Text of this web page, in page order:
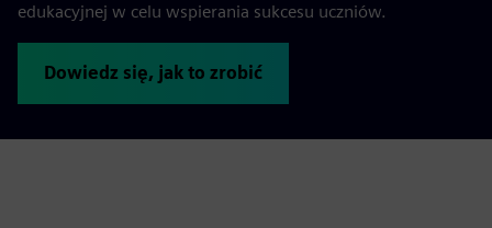
edukacyjnej w celu wspierania sukcesu uczniów.
Dowiedz się, jak to zrobić